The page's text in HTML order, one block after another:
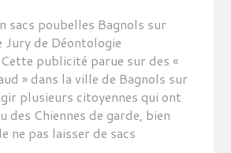
sacs poubelles Bagnols sur
Jury de Déontologie
publicité parue sur des «
» dans la ville de Bagnols sur
plusieurs citoyennes qui ont
des Chiennes de garde, bien
ne pas laisser de sacs